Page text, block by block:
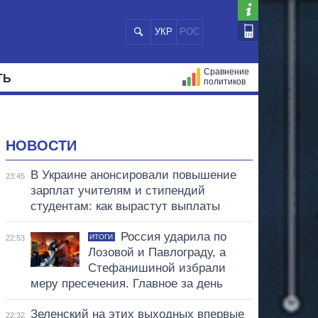
УКР РОС
Сравнение
политиков
НОВОСТИ
23:45
В Украине анонсировали повышение
зарплат учителям и стипендий
студентам: как вырастут выплаты
22:53 ИТОГИ
Россия ударила по
Лозовой и Павлограду, а
Стефанишиной избрали
меру пресечения. Главное за день
22:32
Зеленский на этих выходных впервые